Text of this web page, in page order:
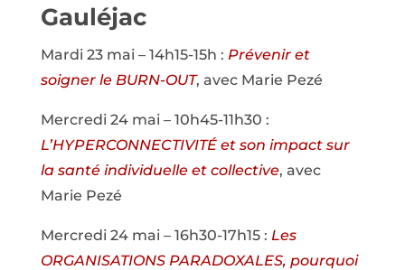
Gauléjac
Mardi 23 mai – 14h15-15h : Prévenir et
soigner le BURN-OUT, avec Marie Pezé
Mercredi 24 mai – 10h45-11h30 :
L’HYPERCONNECTIVITÉ et son impact sur
la santé individuelle et collective, avec
Marie Pezé
Mercredi 24 mai – 16h30-17h15 : Les
ORGANISATIONS PARADOXALES, pourquoi